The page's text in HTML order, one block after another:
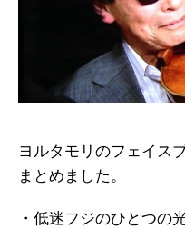
ヨルタモリのフェイス
まとめました。
・低迷フジのひとつの